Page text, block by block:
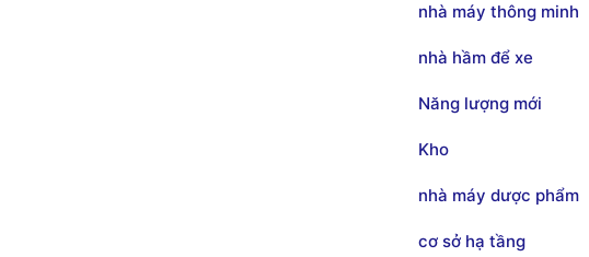
nhà máy thông minh
nhà hầm để xe
Năng lượng mới
Kho
nhà máy dược phẩm
cơ sở hạ tầng